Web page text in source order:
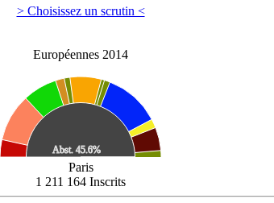
> Choisissez un scrutin <
Européennes 2014
Paris
1 211 164 Inscrits